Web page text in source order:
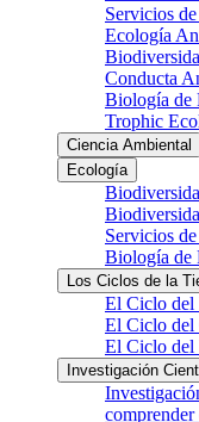
Servicios
Ecología
Conducta
Biología de
Trophic
Ciencia Ambiental
Ecología
Servicios
Biología de
Los Ciclos de la
El Ciclo del
El Ciclo del
El Ciclo del
Investigación